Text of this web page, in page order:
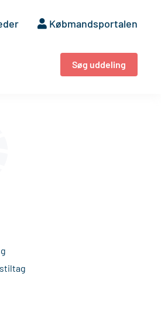
Købmandsportalen
Søg uddeling